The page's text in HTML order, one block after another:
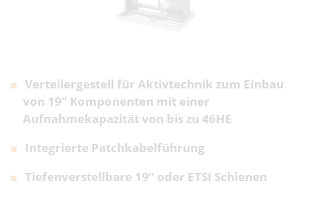
Verteilergestell für Aktivtechnik zum Einbau
von 19” Komponenten mit einer
Aufnahmekapazität von bis zu 46HE
Integrierte Patchkabelführung
Tiefenverstellbare 19” oder ETSI Schienen